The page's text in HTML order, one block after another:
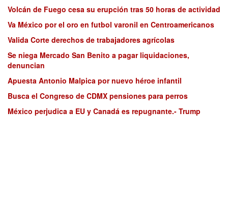
Volcán de Fuego cesa su erupción tras 50 horas de actividad
Va México por el oro en futbol varonil en Centroamericanos
Valida Corte derechos de trabajadores agrícolas
Se niega Mercado San Benito a pagar liquidaciones,
denuncian
Apuesta Antonio Malpica por nuevo héroe infantil
Busca el Congreso de CDMX pensiones para perros
México perjudica a EU y Canadá es repugnante.- Trump